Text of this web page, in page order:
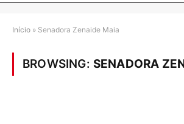
Início » Senadora Zenaide Maia
BROWSING: SENADORA